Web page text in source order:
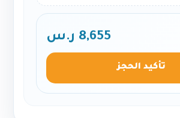
8,655 ر.س
تأكيد الحجز